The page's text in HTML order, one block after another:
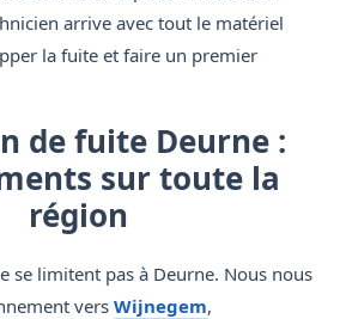
arrive avec tout le matériel
la fuite et faire un premier
de fuite Deurne :
sur toute la
région
se limitent pas à Deurne. Nous nous
versWijnegem,